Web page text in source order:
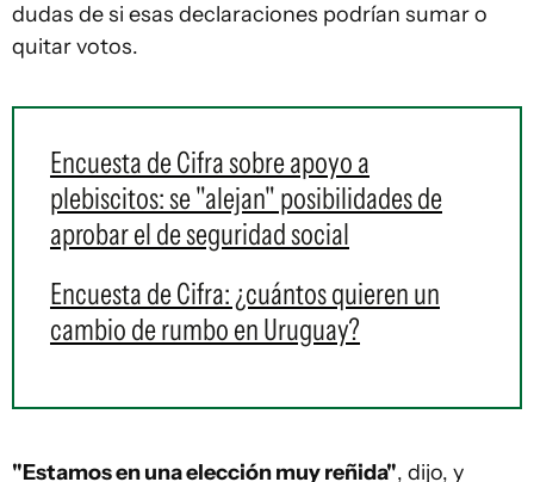
dudas de si esas declaraciones podrían sumar o
quitar votos.
Encuesta de Cifra sobre apoyo a
plebiscitos: se "alejan" posibilidades de
aprobar el de seguridad social
Encuesta de Cifra: ¿cuántos quieren un
cambio de rumbo en Uruguay?
"Estamos en una elección muy reñida", dijo, y